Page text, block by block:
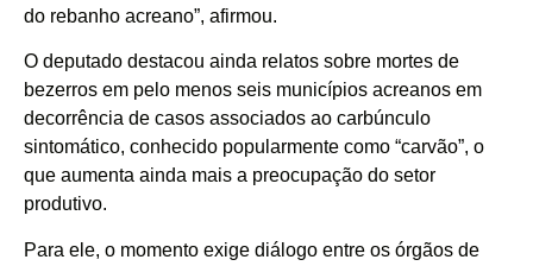
do rebanho acreano”, afirmou.
O deputado destacou ainda relatos sobre mortes de
bezerros em pelo menos seis municípios acreanos em
decorrência de casos associados ao carbúnculo
sintomático, conhecido popularmente como “carvão”, o
que aumenta ainda mais a preocupação do setor
produtivo.
Para ele, o momento exige diálogo entre os órgãos de